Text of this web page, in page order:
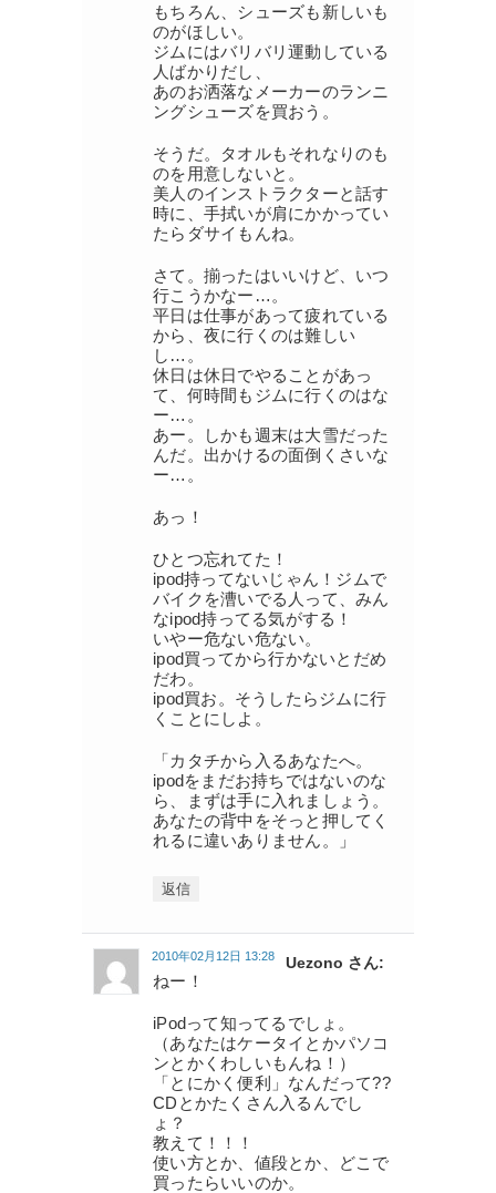
もちろん、シューズも新しいも
のがほしい。
ジムにはバリバリ運動している
人ばかりだし、
あのお洒落なメーカーのランニ
ングシューズを買おう。
そうだ。タオルもそれなりのも
のを用意しないと。
美人のインストラクターと話す
時に、手拭いが肩にかかってい
たらダサイもんね。
さて。揃ったはいいけど、いつ
行こうかなー…。
平日は仕事があって疲れている
から、夜に行くのは難しい
し…。
休日は休日でやることがあっ
て、何時間もジムに行くのはな
ー…。
あー。しかも週末は大雪だった
んだ。出かけるの面倒くさいな
ー…。
あっ！
ひとつ忘れてた！
ipod持ってないじゃん！ジムで
バイクを漕いでる人って、みん
なipod持ってる気がする！
いやー危ない危ない。
ipod買ってから行かないとだめ
だわ。
ipod買お。そうしたらジムに行
くことにしよ。
「カタチから入るあなたへ。
ipodをまだお持ちではないのな
ら、まずは手に入れましょう。
あなたの背中をそっと押してく
れるに違いありません。」
返信
Uezono さん:
2010年02月12日 13:28
ねー！
iPodって知ってるでしょ。
（あなたはケータイとかパソコ
ンとかくわしいもんね！）
「とにかく便利」なんだって??
CDとかたくさん入るんでし
ょ？
教えて！！！
使い方とか、値段とか、どこで
買ったらいいのか。